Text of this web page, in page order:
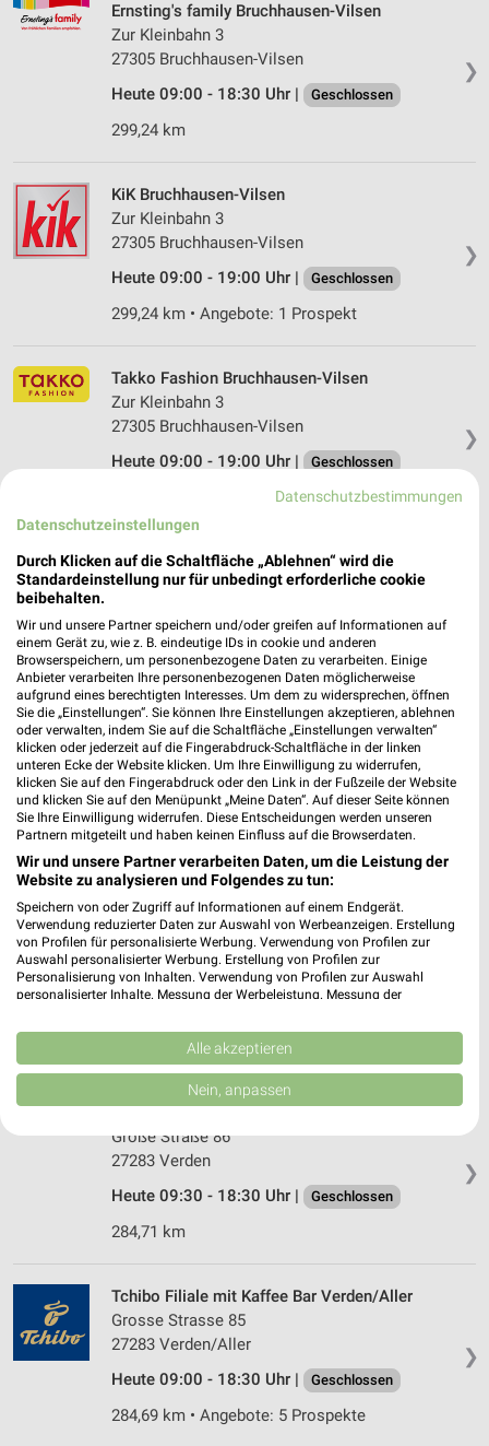
❯
Ernsting's family Bruchhausen-Vilsen
Zur Kleinbahn 3
27305 Bruchhausen-Vilsen
Heute 09:00 - 18:30 Uhr |
Geschlossen
299,24 km
❯
KiK Bruchhausen-Vilsen
Zur Kleinbahn 3
27305 Bruchhausen-Vilsen
Heute 09:00 - 19:00 Uhr |
Geschlossen
299,24 km • Angebote: 1 Prospekt
❯
Takko Fashion Bruchhausen-Vilsen
Zur Kleinbahn 3
27305 Bruchhausen-Vilsen
Heute 09:00 - 19:00 Uhr |
Geschlossen
KiK Schwarmstedt
Mönkeberg 4
Heute 09:00 - 19:00 Uhr | Geschlossen
256,62 km • Angebote: 1 Prospekt
Ernsting's family Schwarmstedt
Mönkeberg 4
29690 Schwarmstedt
Heute 09:00 - 19:00 Uhr | Geschlossen
256,62 km
Takko Fashion Schwarmstedt
Mönkeberg 4A
29690 Schwarmstedt
❯
Kolossa Verden
Große Straße 86
27283 Verden
Heute 09:30 - 18:30 Uhr |
Geschlossen
284,71 km
❯
Tchibo Filiale mit Kaffee Bar Verden/Aller
Grosse Strasse 85
27283 Verden/Aller
Heute 09:00 - 18:30 Uhr |
Geschlossen
284,69 km • Angebote: 5 Prospekte
Datenschutzbestimmungen
Datenschutzeinstellungen
Durch Klicken auf die Schaltfläche „Ablehnen“ wird die
Standardeinstellung nur für unbedingt erforderliche cookie
beibehalten.
Wir und unsere Partner speichern und/oder greifen auf Informationen auf
einem Gerät zu, wie z. B. eindeutige IDs in cookie und anderen
Browserspeichern, um personenbezogene Daten zu verarbeiten. Einige
Anbieter verarbeiten Ihre personenbezogenen Daten möglicherweise
aufgrund eines berechtigten Interesses. Um dem zu widersprechen, öffnen
Sie die „Einstellungen“. Sie können Ihre Einstellungen akzeptieren, ablehnen
oder verwalten, indem Sie auf die Schaltfläche „Einstellungen verwalten“
klicken oder jederzeit auf die Fingerabdruck-Schaltfläche in der linken
unteren Ecke der Website klicken. Um Ihre Einwilligung zu widerrufen,
klicken Sie auf den Fingerabdruck oder den Link in der Fußzeile der Website
und klicken Sie auf den Menüpunkt „Meine Daten“. Auf dieser Seite können
Sie Ihre Einwilligung widerrufen. Diese Entscheidungen werden unseren
Partnern mitgeteilt und haben keinen Einfluss auf die Browserdaten.
Wir und unsere Partner verarbeiten Daten, um die Leistung der
Website zu analysieren und Folgendes zu tun:
Speichern von oder Zugriff auf Informationen auf einem Endgerät.
Verwendung reduzierter Daten zur Auswahl von Werbeanzeigen. Erstellung
von Profilen für personalisierte Werbung. Verwendung von Profilen zur
Auswahl personalisierter Werbung. Erstellung von Profilen zur
Personalisierung von Inhalten. Verwendung von Profilen zur Auswahl
personalisierter Inhalte. Messung der Werbeleistung. Messung der
Kombinationen von Daten aus verschiedenen Quellen. Entwicklung und
Verbesserung der Angebote. Verwendung reduzierter Daten zur Auswahl
von Inhalten.
Daten können außerhalb der Europäischen Union weitergegeben und in die
USA gesendet werden.
Website/App.
Partnerliste anzeigen (1 IAB-Anbieter)
Wir nutzen Ihre Daten für folgende Zwecke:
IAB-Verarbeitungszwecke:
Verwendung reduzierter Daten zur Auswahl von
Werbeanzeigen
Erstellung von Profilen für personalisierte
Alle akzeptieren
Nein, anpassen